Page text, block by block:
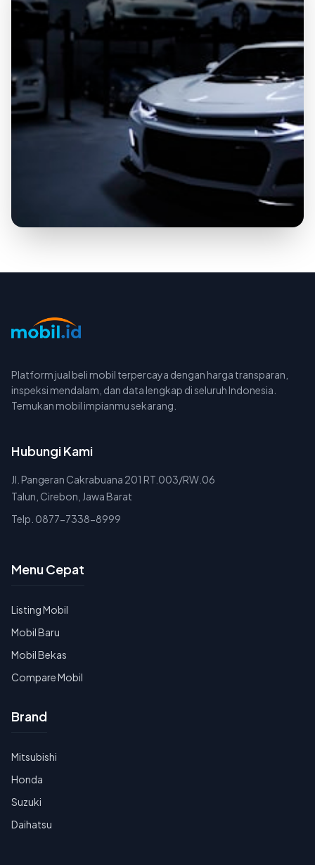
Platform jual beli mobil terpercaya dengan harga transparan,
inspeksi mendalam, dan data lengkap di seluruh Indonesia.
Temukan mobil impianmu sekarang.
Hubungi Kami
Jl. Pangeran Cakrabuana 201 RT.003/RW.06
Talun, Cirebon, Jawa Barat
Telp. 0877-7338-8999
Menu Cepat
Listing Mobil
Mobil Baru
Mobil Bekas
Compare Mobil
Brand
Mitsubishi
Honda
Suzuki
Daihatsu